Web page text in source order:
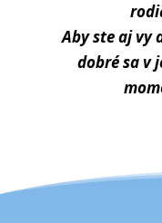
Aby ste aj vy
dobré sa v